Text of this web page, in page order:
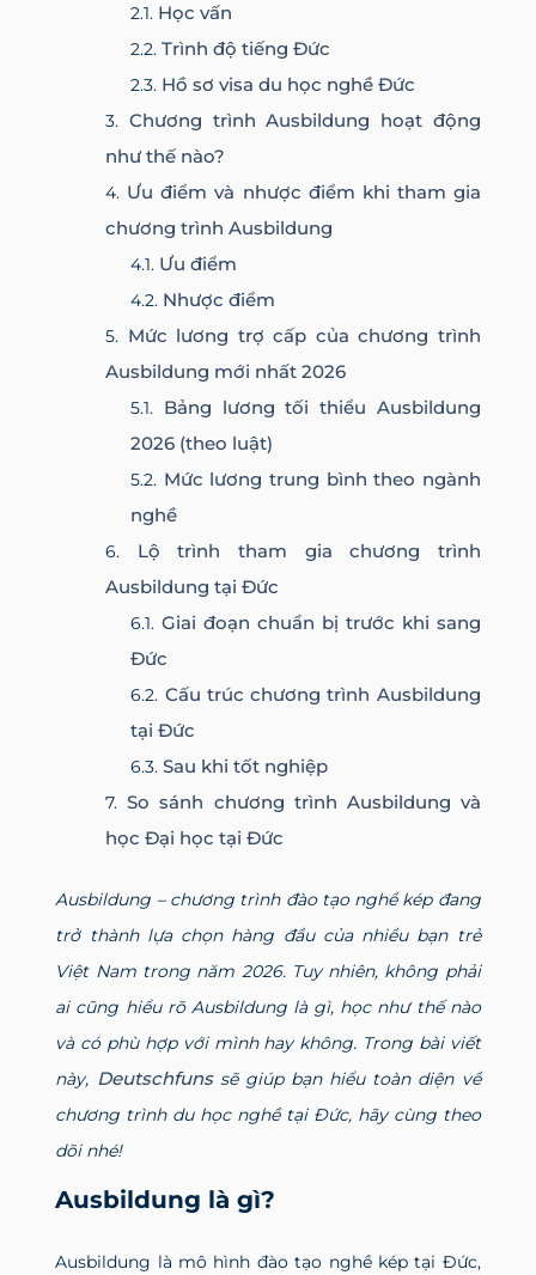
Học vấn
Trình độ tiếng Đức
Hồ sơ visa du học nghề Đức
Chương trình Ausbildung hoạt động
như thế nào?
Ưu điểm và nhược điểm khi tham gia
chương trình Ausbildung
Ưu điểm
Nhược điểm
Mức lương trợ cấp của chương trình
Ausbildung mới nhất 2026
Bảng lương tối thiểu Ausbildung
2026 (theo luật)
Mức lương trung bình theo ngành
nghề
Lộ trình tham gia chương trình
Ausbildung tại Đức
Giai đoạn chuẩn bị trước khi sang
Đức
Cấu trúc chương trình Ausbildung
tại Đức
Sau khi tốt nghiệp
So sánh chương trình Ausbildung và
học Đại học tại Đức
Ausbildung – chương trình đào tạo nghề kép đang
trở thành lựa chọn hàng đầu của nhiều bạn trẻ
Việt Nam trong năm 2026. Tuy nhiên, không phải
ai cũng hiểu rõ Ausbildung là gì, học như thế nào
và có phù hợp với mình hay không. Trong bài viết
này, Deutschfunssẽ giúp bạn hiểu toàn diện về
chương trình du học nghề tại Đức, hãy cùng theo
dõi nhé!
Ausbildung là gì?
Ausbildung là mô hình đào tạo nghề kép tại Đức,